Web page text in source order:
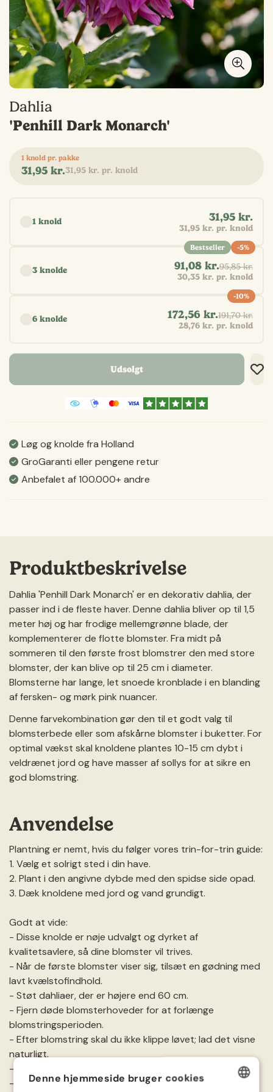
Dahlia
'Penhill Dark Monarch'
1 knold pr. pakke
Normal
31,95 kr.31,95 kr. pr. knold
1 knold 31,95 kr.
31,95 kr. pr. knold
3 knolde 91,08 kr.95,85 kr.
30,35 kr. pr. knold
Bestseller -5%
6 knolde 172,56 kr.191,70 kr.
28,76 kr. pr. knold
-10%
Udsolgt
Løg og knolde fra Holland
GroGaranti eller pengene retur
Anbefalet af 100.000+ andre
Produktbeskrivelse
Dahlia 'Penhill Dark Monarch' er en dekorativ dahlia, der
passer ind i de fleste haver. Denne dahlia bliver op til 1,5
meter høj og har frodige mellemgrønne blade, der
komplementerer de flotte blomster. Fra midt på
sommeren til den første frost blomstrer den med store
blomster, der kan blive op til 25 cm i diameter.
Blomsterne har lange, let snoede kronblade i en blanding
af fersken- og mørk pink nuancer.
Denne farvekombination gør den til et godt valg til
blomsterbede eller som afskårne blomster i buketter. For
optimal vækst skal knoldene plantes 10-15 cm dybt i
veldrænet jord og have masser af sollys for at sikre en
god blomstring.
Anvendelse
Plantning er nemt, hvis du følger vores trin-for-trin guide:
1. Vælg et solrigt sted i din have.
2. Plant i den angivne dybde med den spidse side opad.
3. Dæk knoldene med jord og vand grundigt.
Godt at vide:
- Disse knolde er nøje udvalgt og dyrket af
kvalitetsavlere, så dine blomster vil trives.
- Når de første blomster viser sig, tilsæt en gødning med
lavt kvælstofindhold.
- Støt dahliaer, der er højere end 60 cm.
- Fjern døde blomsterhoveder for at forlænge
blomstringsperioden.
- Efter blomstring skal du ikke klippe løvet; lad det visne
naturligt.
- Tag knoldene op om efteråret, før den første frost.
- Opbevar dem på et køligt, tørt og frostfrit sted.
Denne hjemmeside bruger cookies